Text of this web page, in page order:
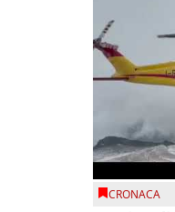
CRONACA